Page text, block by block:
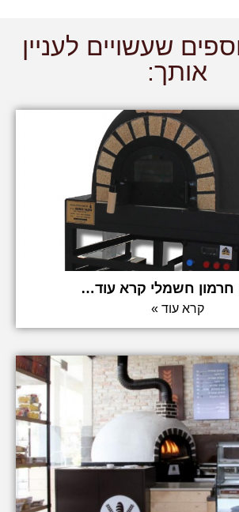
שעשויים לעניין
אותך:
חרמון חשמלי קרא עוד…
קרא עוד »